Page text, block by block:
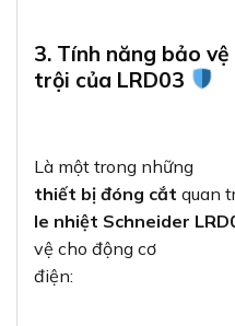
3. Tính năng bảo
trội của LRD03
Là một trong những
thiết bị đóng cắt quan
le nhiệt Schneider
vệ cho động cơ
điện: